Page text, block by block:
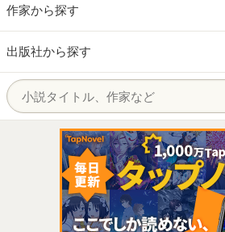
作家から探す
出版社から探す